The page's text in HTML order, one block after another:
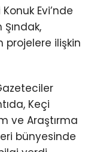
Evi’nde
ilişkin
Keçi
ve Araştırma
bünyesinde